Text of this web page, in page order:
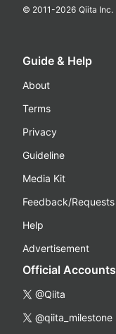
© 2011-2026 Qiita Inc.
Guide & Help
About
Terms
Privacy
Guideline
Media Kit
Feedback/Requests
Help
Advertisement
Official Accounts
@Qiita
@qiita_milestone